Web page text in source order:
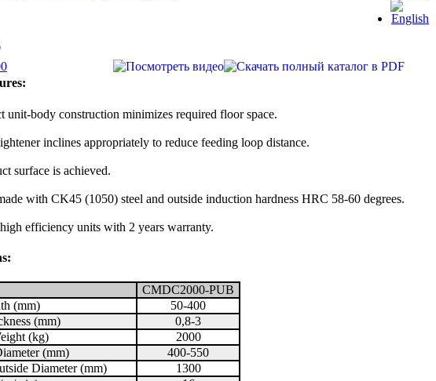
unit-body construction minimizes required floor space.
inclines appropriately to reduce feeding loop distance.
surface is achieved.
with CK45 (1050) steel and outside induction hardness HRC 58-60 degrees.
efficiency units with 2 years warranty.
CMDC2000-PUB
(mm)
50-400
(mm)
0,8-3
(kg)
2000
(mm)
400-550
Diameter (mm)
1300